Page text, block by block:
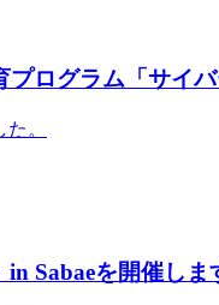
ログラム「サイ
。
Sabaeを開催しま